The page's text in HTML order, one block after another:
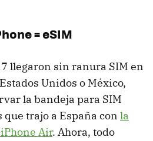
= eSIM
llegaron sin ranura SIM en
Unidos o México,
la bandeja para SIM
trajo a España con la
Air. Ahora, todo